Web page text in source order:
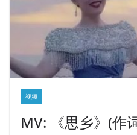
视频
MV: 《思乡》(作